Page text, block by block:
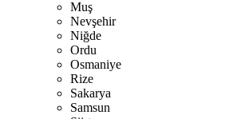
Muş
Nevşehir
Niğde
Ordu
Osmaniye
Rize
Sakarya
Samsun